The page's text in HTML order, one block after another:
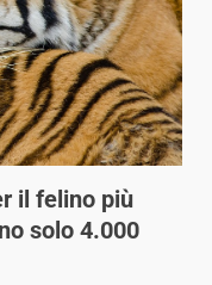
il felino più
solo 4.000